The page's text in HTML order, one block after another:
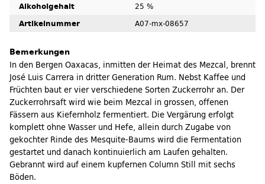
Alkoholgehalt
25 %
Artikelnummer
A07-mx-08657
Bemerkungen
In den Bergen Oaxacas, inmitten der Heimat des Mezcal, brennt
José Luis Carrera in dritter Generation Rum. Nebst Kaffee und
Früchten baut er vier verschiedene Sorten Zuckerrohr an. Der
Zuckerrohrsaft wird wie beim Mezcal in grossen, offenen
Fässern aus Kiefernholz fermentiert. Die Vergärung erfolgt
komplett ohne Wasser und Hefe, allein durch Zugabe von
gekochter Rinde des Mesquite-Baums wird die Fermentation
gestartet und danach kontinuierlich am Laufen gehalten.
Gebrannt wird auf einem kupfernen Column Still mit sechs
Böden.